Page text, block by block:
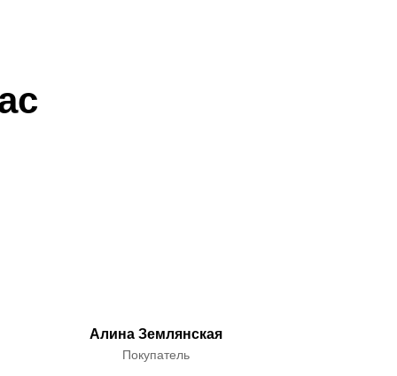
Алина Землянская
Покупатель